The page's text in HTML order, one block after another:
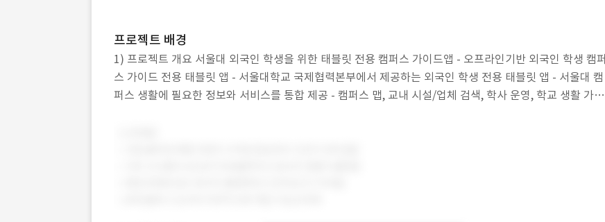
프로젝트 배경
1) 프로젝트 개요 서울대 외국인 학생을 위한 태블릿 전용 캠퍼스 가이드앱 - 오프라인기반 외국인 학생 캠퍼
스 가이드 전용 태블릿 앱 - 서울대학교 국제협력본부에서 제공하는 외국인 학생 전용 태블릿 앱 - 서울대 캠
퍼스 생활에 필요한 정보와 서비스를 통합 제공 - 캠퍼스 맵, 교내 시설/업체 검색, 학사 운영, 학교 생활 가이